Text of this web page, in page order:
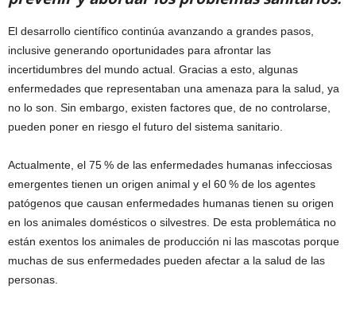
El desarrollo científico continúa avanzando a grandes pasos,
inclusive generando oportunidades para afrontar las
incertidumbres del mundo actual. Gracias a esto, algunas
enfermedades que representaban una amenaza para la salud, ya
no lo son. Sin embargo, existen factores que, de no controlarse,
pueden poner en riesgo el futuro del sistema sanitario.
Actualmente, el 75 % de las enfermedades humanas infecciosas
emergentes tienen un origen animal y el 60 % de los agentes
patógenos que causan enfermedades humanas tienen su origen
en los animales domésticos o silvestres. De esta problemática no
están exentos los animales de producción ni las mascotas porque
muchas de sus enfermedades pueden afectar a la salud de las
personas.